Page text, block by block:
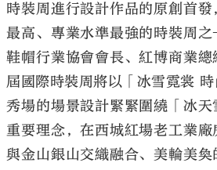
時裝周進行設計作品的原創首
最高、專業水準最強的時裝周
鞋帽行業協會會長、紅博商業
屆國際時裝周將以「冰雪霓裳
秀場的場景設計緊緊圍繞「冰天
重要理念，在西城紅場老工業
與金山銀山交織融合、美輪美